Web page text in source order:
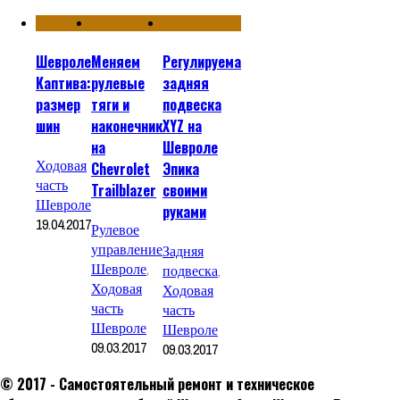
Шевроле
Каптива:
размер
шин
Ходовая
часть
Шевроле
19.04.2017
Меняем
рулевые
тяги и
наконечник
на
Chevrolet
Trailblazer
Рулевое
управление
Шевроле,
Ходовая
часть
Шевроле
09.03.2017
Регулируема
задняя
подвеска
XYZ на
Шевроле
Эпика
своими
руками
Задняя
подвеска,
Ходовая
часть
Шевроле
09.03.2017
© 2017 - Самостоятельный ремонт и техническое